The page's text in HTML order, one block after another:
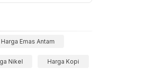
Harga Emas Antam
Nikel Harga Kopi